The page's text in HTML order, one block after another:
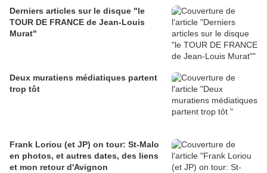
Derniers articles sur le disque "le
TOUR DE FRANCE de Jean-Louis
Murat"
Deux muratiens médiatiques partent
trop tôt
Frank Loriou (et JP) on tour: St-Malo
en photos, et autres dates, des liens
et mon retour d'Avignon